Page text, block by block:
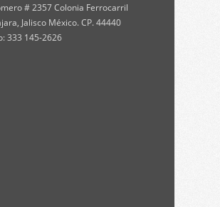
# 2357 Colonia Ferrocarril
Jalisco México. CP. 44440
333 145-2626